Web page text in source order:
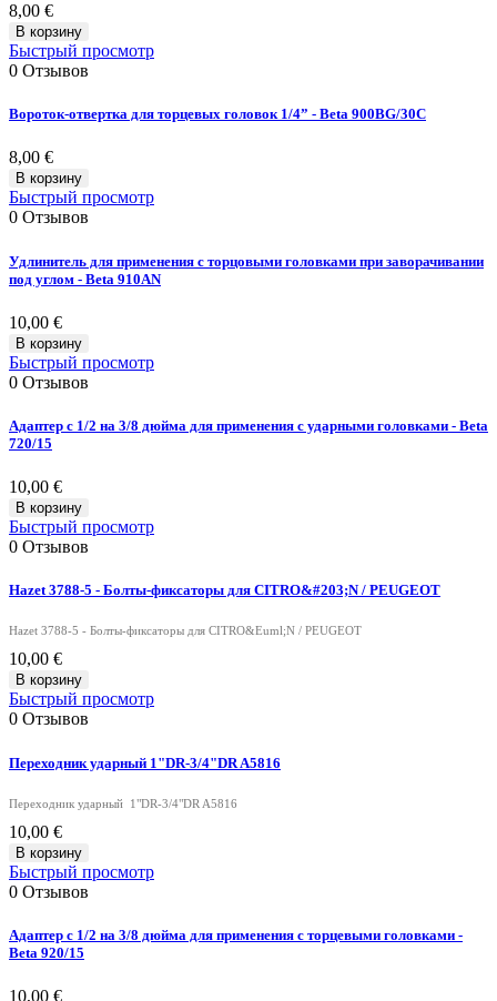
8,00 €
В корзину
Быстрый просмотр
0 Отзывов
Вороток-отвертка для торцевых головок 1/4” - Beta 900BG/30C
8,00 €
В корзину
Быстрый просмотр
0 Отзывов
Удлинитель для применения с торцовыми головками при заворачивании
под углом - Beta 910AN
10,00 €
В корзину
Быстрый просмотр
0 Отзывов
Адаптер с 1/2 на 3/8 дюйма для применения с ударными головками - Beta
720/15
10,00 €
В корзину
Быстрый просмотр
0 Отзывов
Hazet 3788-5 - Болты-фиксаторы для CITRO&#203;N / PEUGEOT
Hazet 3788-5 - Болты-фиксаторы для CITRO&Euml;N / PEUGEOT
10,00 €
В корзину
Быстрый просмотр
0 Отзывов
Переходник ударный 1"DR-3/4"DR A5816
Переходник ударный 1"DR-3/4"DR A5816
10,00 €
В корзину
Быстрый просмотр
0 Отзывов
Адаптер с 1/2 на 3/8 дюйма для применения с торцевыми головками -
Beta 920/15
10,00 €